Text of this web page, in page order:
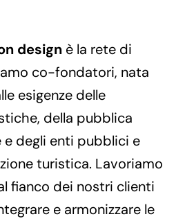
design è la rete di
co-fondatori, nata
esigenze delle
della pubblica
e degli enti pubblici e
turistica. Lavoriamo
fianco dei nostri clienti
e armonizzare le